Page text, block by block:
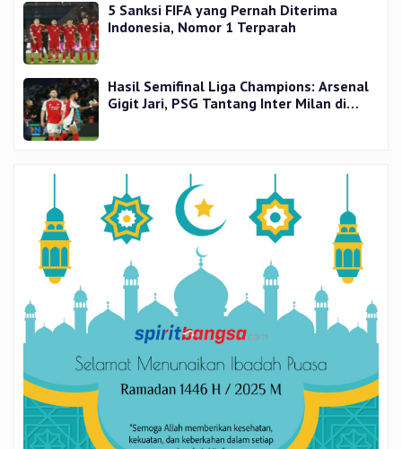
5 Sanksi FIFA yang Pernah Diterima
Indonesia, Nomor 1 Terparah
Hasil Semifinal Liga Champions: Arsenal
Gigit Jari, PSG Tantang Inter Milan di